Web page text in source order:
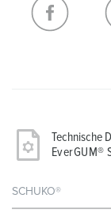
Technische
EverGUM®
SCHUKO®